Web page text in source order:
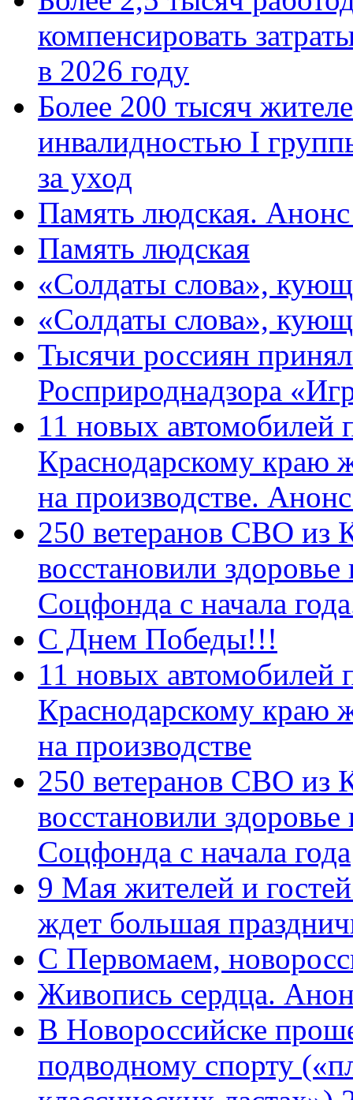
компенсировать
в 2026 году
Более 200 тысяч
инвалидностью I
за уход
Память людская.
Память людская
«Солдаты слова»,
«Солдаты слова»,
Тысячи россиян
Росприроднадзора
11 новых автомобилей
Краснодарскому краю
на производстве.
250 ветеранов СВО из
восстановили
Соцфонда с начала
С Днем Победы!!!
11 новых автомобилей
Краснодарскому краю
на производстве
250 ветеранов СВО из
восстановили
Соцфонда с начала года
9 Мая жителей и
ждет большая
C Первомаем,
Живопись сердца.
В Новороссийске
подводному спорту